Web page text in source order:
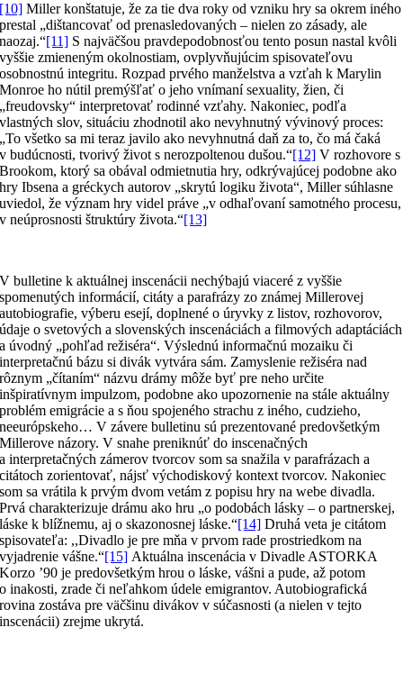
[10] Miller konštatuje, že za tie dva roky od vzniku hry sa okrem iného
prestal „dištancovať od prenasledovaných – nielen zo zásady, ale
naozaj.“[11] S najväčšou pravdepodobnosťou tento posun nastal kvôli
vyššie zmieneným okolnostiam, ovplyvňujúcim spisovateľovu
osobnostnú integritu. Rozpad prvého manželstva a vzťah k Marylin
Monroe ho nútil premýšľať o jeho vnímaní sexuality, žien, či
„freudovsky“ interpretovať rodinné vzťahy. Nakoniec, podľa
vlastných slov, situáciu zhodnotil ako nevyhnutný vývinový proces:
„To všetko sa mi teraz javilo ako nevyhnutná daň za to, čo má čaká
v budúcnosti, tvorivý život s nerozpoltenou dušou.“[12] V rozhovore s
Brookom, ktorý sa obával odmietnutia hry, odkrývajúcej podobne ako
hry Ibsena a gréckych autorov „skrytú logiku života“, Miller súhlasne
uviedol, že význam hry videl práve „v odhaľovaní samotného procesu,
v neúprosnosti štruktúry života.“[13]
V bulletine k aktuálnej inscenácii nechýbajú viaceré z vyššie
spomenutých informácií, citáty a parafrázy zo známej Millerovej
autobiografie, výberu esejí, doplnené o úryvky z listov, rozhovorov,
údaje o svetových a slovenských inscenáciách a filmových adaptáciách
a úvodný „pohľad režiséra“. Výslednú informačnú mozaiku či
interpretačnú bázu si divák vytvára sám. Zamyslenie režiséra nad
rôznym „čítaním“ názvu drámy môže byť pre neho určite
inšpiratívnym impulzom, podobne ako upozornenie na stále aktuálny
problém emigrácie a s ňou spojeného strachu z iného, cudzieho,
neeurópskeho… V závere bulletinu sú prezentované predovšetkým
Millerove názory. V snahe preniknúť do inscenačných
a interpretačných zámerov tvorcov som sa snažila v parafrázach a
citátoch zorientovať, nájsť východiskový kontext tvorcov. Nakoniec
som sa vrátila k prvým dvom vetám z popisu hry na webe divadla.
Prvá charakterizuje drámu ako hru „o podobách lásky – o partnerskej,
láske k blížnemu, aj o skazonosnej láske.“[14] Druhá veta je citátom
spisovateľa: ,,Divadlo je pre mňa v prvom rade prostriedkom na
vyjadrenie vášne.“[15] Aktuálna inscenácia v Divadle ASTORKA
Korzo ’90 je predovšetkým hrou o láske, vášni a pude, až potom
o inakosti, zrade či neľahkom údele emigrantov. Autobiografická
rovina zostáva pre väčšinu divákov v súčasnosti (a nielen v tejto
inscenácii) zrejme ukrytá.